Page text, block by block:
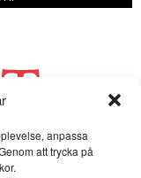
anpassa
att trycka på